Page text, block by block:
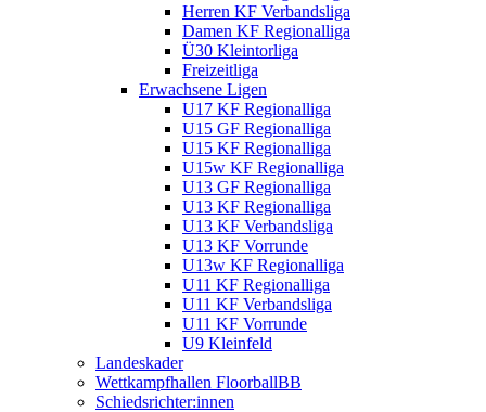
Herren KF Verbandsliga
Damen KF Regionalliga
Ü30 Kleintorliga
Freizeitliga
Erwachsene Ligen
U17 KF Regionalliga
U15 GF Regionalliga
U15 KF Regionalliga
U15w KF Regionalliga
U13 GF Regionalliga
U13 KF Regionalliga
U13 KF Verbandsliga
U13 KF Vorrunde
U13w KF Regionalliga
U11 KF Regionalliga
U11 KF Verbandsliga
U11 KF Vorrunde
U9 Kleinfeld
Landeskader
Wettkampfhallen FloorballBB
Schiedsrichter:innen